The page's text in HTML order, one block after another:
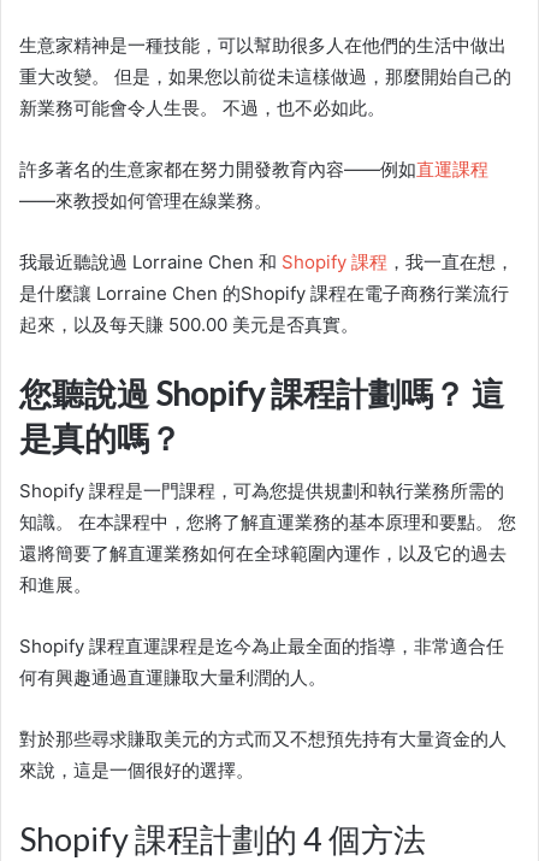
生意家精神是一種技能，可以幫助很多人在他們的生活中做出
重大改變。 但是，如果您以前從未這樣做過，那麼開始自己的
新業務可能會令人生畏。 不過，也不必如此。
許多著名的生意家都在努力開發教育內容——例如直運課程
——來教授如何管理在線業務。
我最近聽說過 Lorraine Chen 和 Shopify 課程 ，我一直在想，
是什麼讓 Lorraine Chen 的Shopify 課程在電子商務行業流行
起來，以及每天賺 500.00 美元是否真實。
您聽說過 Shopify 課程計劃嗎？ 這
是真的嗎？
Shopify 課程是一門課程，可為您提供規劃和執行業務所需的
知識。 在本課程中，您將了解直運業務的基本原理和要點。 您
還將簡要了解直運業務如何在全球範圍內運作，以及它的過去
和進展。
Shopify 課程直運課程是迄今為止最全面的指導，非常適合任
何有興趣通過直運賺取大量利潤的人。
對於那些尋求賺取美元的方式而又不想預先持有大量資金的人
來說，這是一個很好的選擇。
Shopify 課程計劃的 4 個方法